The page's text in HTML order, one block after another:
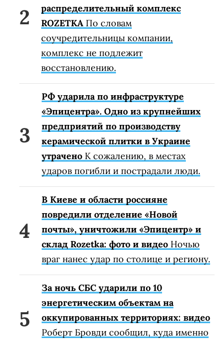
распределительный комплекс
ROZETKA По словам
соучредительницы компании,
комплекс не подлежит
восстановлению.
РФ ударила по инфраструктуре
«Эпицентра». Одно из крупнейших
предприятий по производству
керамической плитки в Украине
утрачено К сожалению, в местах
ударов погибли и пострадали люди.
В Киеве и области россияне
повредили отделение «Новой
почты», уничтожили «Эпицентр» и
склад Rozetka: фото и видео Ночью
враг нанес удар по столице и региону.
За ночь СБС ударили по 10
энергетическим объектам на
оккупированных территориях: видео
Роберт Бровди сообщил, куда именно